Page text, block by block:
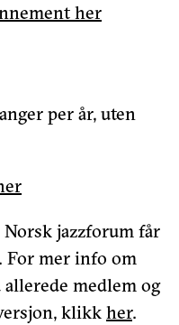
her
per år, uten
jazzforum får
For mer info om
allerede medlem og
klikk her.